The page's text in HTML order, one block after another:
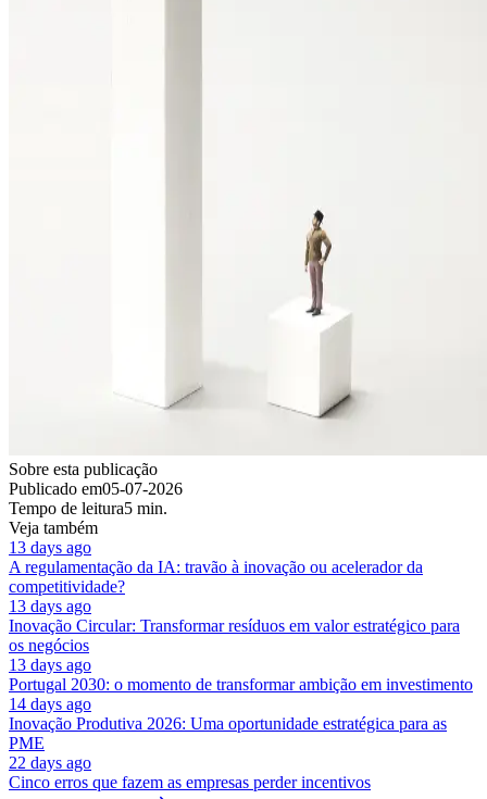
Sobre esta publicação
Publicado em05-07-2026
Tempo de leitura5 min.
Veja também
13 days ago
A regulamentação da IA: travão à inovação ou acelerador da
competitividade?
13 days ago
Inovação Circular: Transformar resíduos em valor estratégico para
os negócios
13 days ago
Portugal 2030: o momento de transformar ambição em investimento
14 days ago
Inovação Produtiva 2026: Uma oportunidade estratégica para as
PME
22 days ago
Cinco erros que fazem as empresas perder incentivos